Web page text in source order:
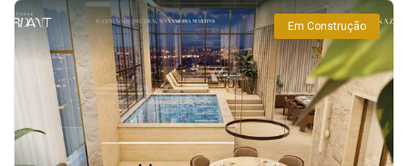
Em Construção